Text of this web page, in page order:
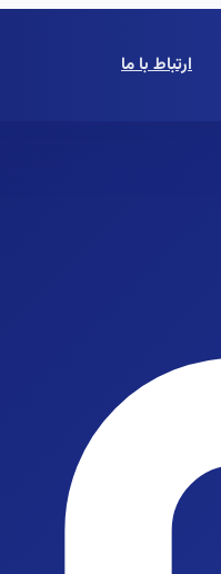
ارتباط با ما